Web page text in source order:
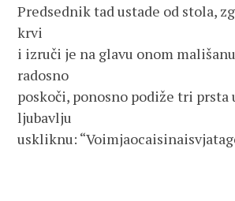
Predsednik tad ustade od stola,
krvi
i izruči je na glavu onom
radosno
poskoči, ponosno podiže tri prsta
ljubavlju
uskliknu: